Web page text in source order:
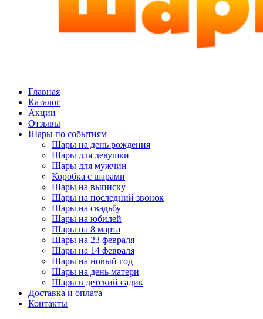
Главная
Каталог
Акции
Отзывы
Шары по событиям
Шары на день рождения
Шары для девушки
Шары для мужчин
Коробка с шарами
Шары на выписку
Шары на последний звонок
Шары на свадьбу
Шары на юбилей
Шары на 8 марта
Шары на 23 февраля
Шары на 14 февраля
Шары на новый год
Шары на день матери
Шары в детский садик
Доставка и оплата
Контакты